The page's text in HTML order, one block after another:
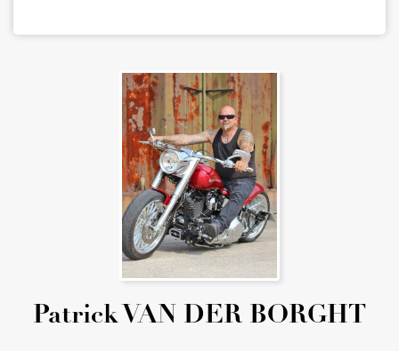
Patrick VAN DER BORGHT